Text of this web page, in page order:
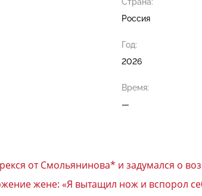
Россия
Год:
2026
Время:
—
от Смольянинова* и задумался о
жене: «Я вытащил нож и вспорол